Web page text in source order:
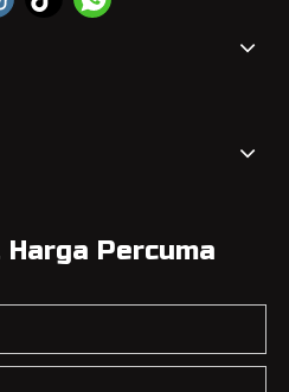
Percuma